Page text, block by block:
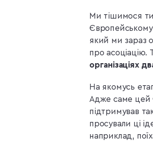
Ми тішимося
Європейському
який ми зараз
про асоціацію.
організаціях
На якомусь
Адже саме цей
підтримував
просували ці
наприклад,